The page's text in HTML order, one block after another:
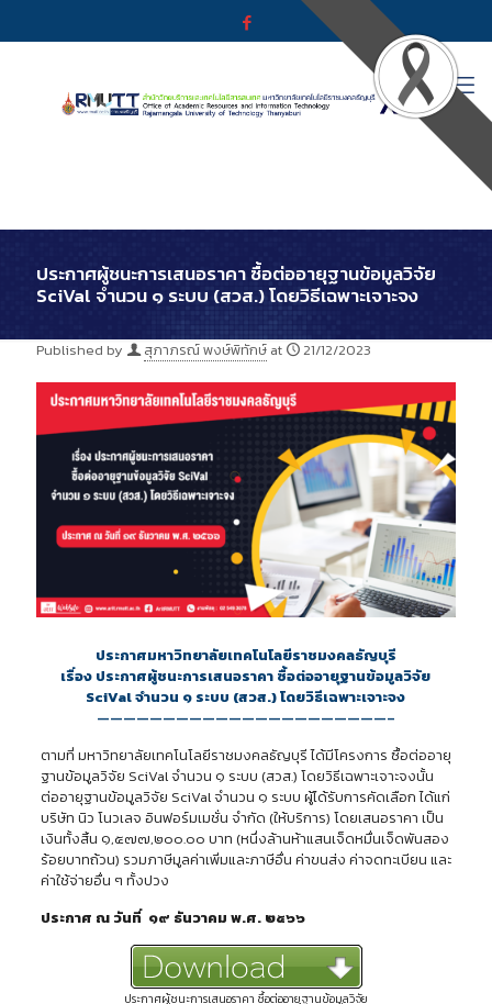
ประกาศผู้ชนะการเสนอราคา ซื้อต่ออายุฐานข้อมูลวิจัย
SciVal จำนวน ๑ ระบบ (สวส.) โดยวิธีเฉพาะเจาะจง
Published by สุภาภรณ์ พงษ์พิทักษ์ at 21/12/2023
ประกาศมหาวิทยาลัยเทคโนโลยีราชมงคลธัญบุรี
เรื่อง ประกาศผู้ชนะการเสนอราคา ซื้อต่ออายุฐานข้อมูลวิจัย
SciVal จำนวน ๑ ระบบ (สวส.) โดยวิธีเฉพาะเจาะจง
——————————————————————–
ตามที่ มหาวิทยาลัยเทคโนโลยีราชมงคลธัญบุรี ได้มีโครงการ ซื้อต่ออายุ
ฐานข้อมูลวิจัย SciVal จำนวน ๑ ระบบ (สวส.) โดยวิธีเฉพาะเจาะจงนั้น
ต่ออายุฐานข้อมูลวิจัย SciVal จำนวน ๑ ระบบ ผู้ได้รับการคัดเลือก ได้แก่
บริษัท นิว โนวเลจ อินฟอร์มเมชั่น จำกัด (ให้บริการ) โดยเสนอราคา เป็น
เงินทั้งสิ้น ๑,๕๗๗,๒๐๐.๐๐ บาท (หนึ่งล้านห้าแสนเจ็ดหมื่นเจ็ดพันสอง
ร้อยบาทถ้วน) รวมภาษีมูลค่าเพิ่มและภาษีอื่น ค่าขนส่ง ค่าจดทะเบียน และ
ค่าใช้จ่ายอื่น ๆ ทั้งปวง
ประกาศ ณ วันที่ ๑๙ ธันวาคม พ.ศ. ๒๕๖๖
ประกาศผู้ชนะการเสนอราคา ซื้อต่ออายุฐานข้อมูลวิจัย